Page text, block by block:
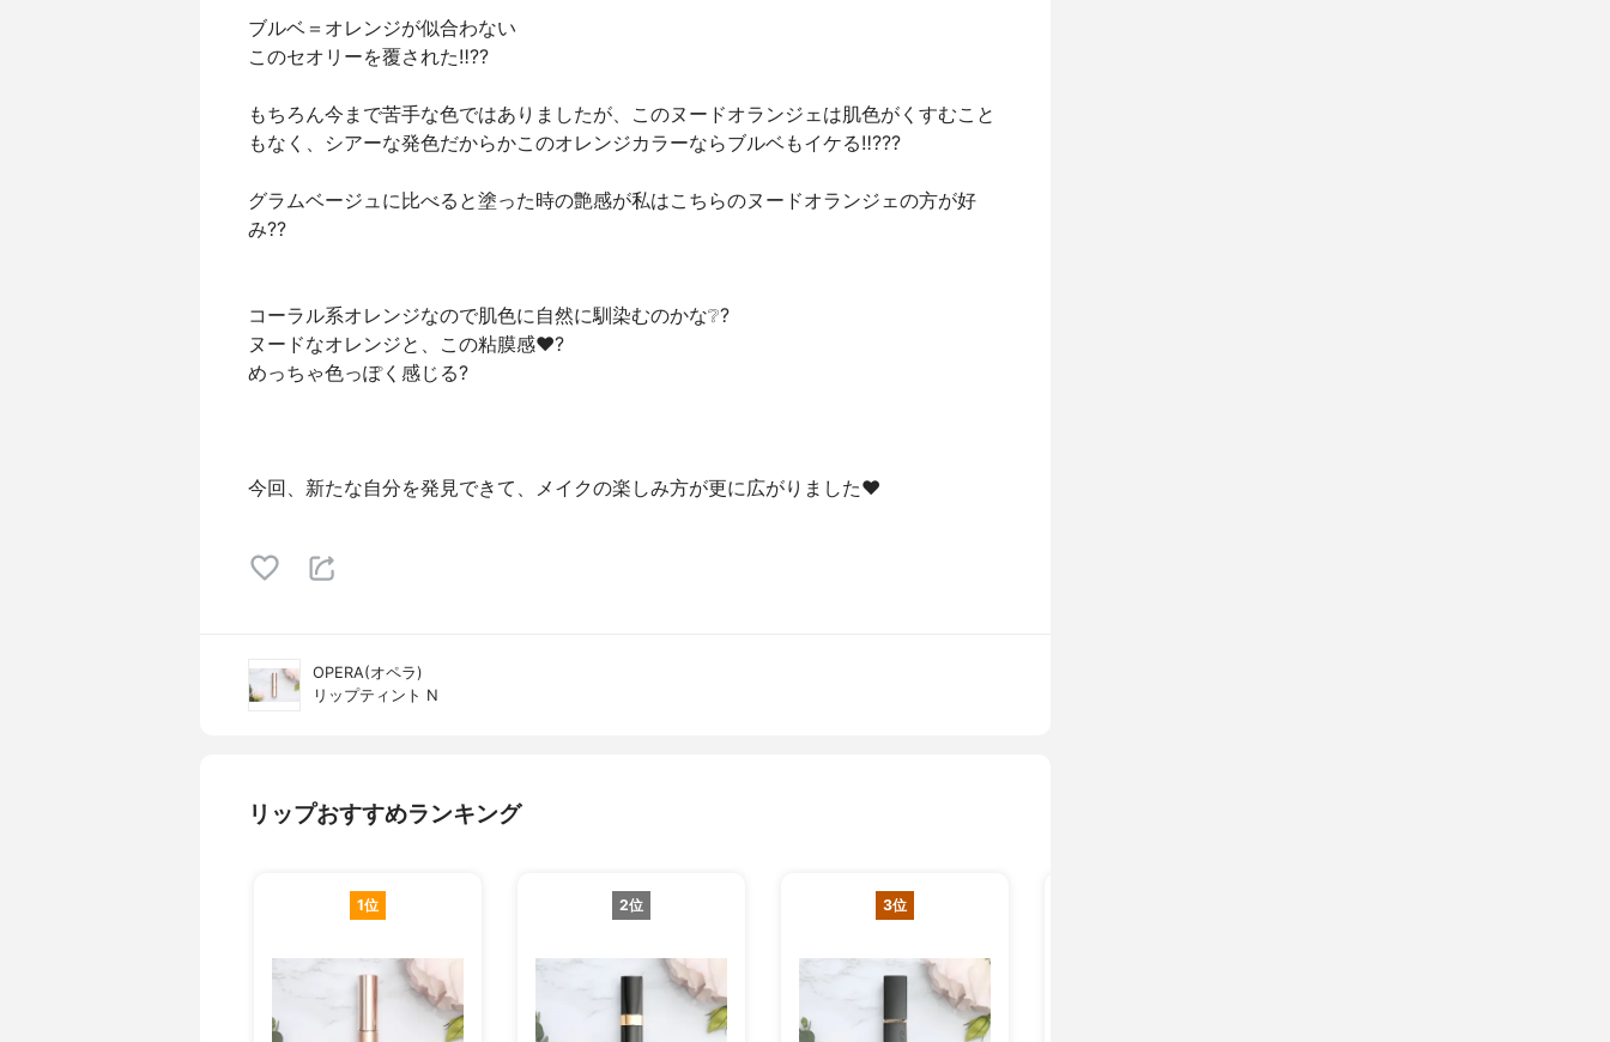
ブルベ＝オレンジが似合わない
このセオリーを覆された‼️??
もちろん今まで苦手な色ではありましたが、このヌードオランジェは肌色がくすむこと
もなく、シアーな発色だからかこのオレンジカラーならブルベもイケる‼️??️?
グラムベージュに比べると塗った時の艶感が私はこちらのヌードオランジェの方が好
み??
コーラル系オレンジなので肌色に自然に馴染むのかな❔?
ヌードなオレンジと、この粘膜感❤️?
めっちゃ色っぽく感じる?
今回、新たな自分を発見できて、メイクの楽しみ方が更に広がりました❤️
OPERA(オペラ)
リップティント N
リップおすすめランキング
1位 2位 3位